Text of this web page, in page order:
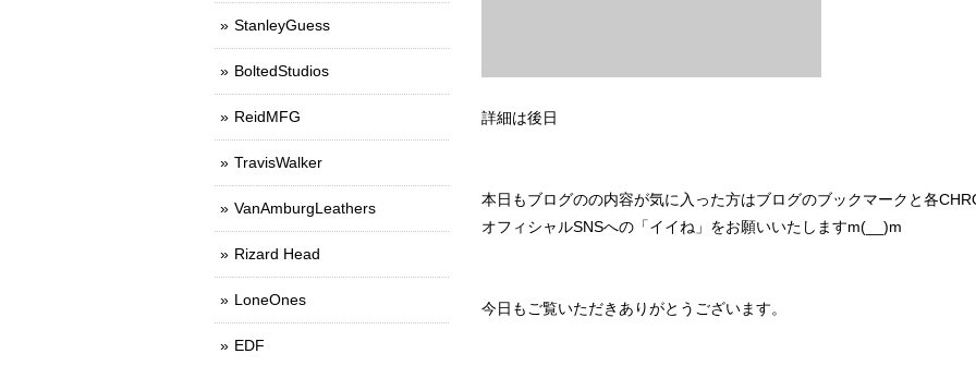
詳細は後日
本日もブログのの内容が気に入った方はブログのブックマークと各
オフィシャルSNSへの「イイね」をお願いいたしますm(__)m
今日もご覧いただきありがとうございます。
StanleyGuess
BoltedStudios
ReidMFG
TravisWalker
VanAmburgLeathers
Rizard Head
LoneOnes
EDF